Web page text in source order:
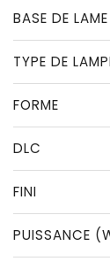
BASE DE LAME
TYPE DE
FORME
DLC
FINI
PUISSANCE